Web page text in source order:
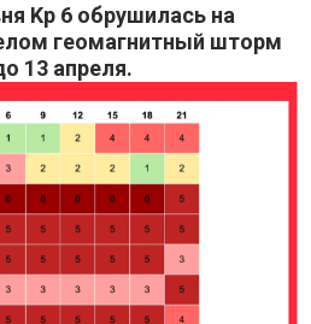
Kp 6 обрушилась на
геомагнитный шторм
13 апреля.